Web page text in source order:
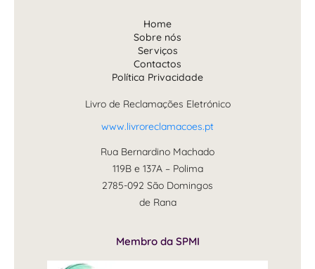
Home
Sobre nós
Serviços
Contactos
Política Privacidade
Livro de Reclamações Eletrónico
www.livroreclamacoes.pt
Rua Bernardino Machado
119B e 137A – Polima
2785-092 São Domingos
de Rana
Membro da SPMI